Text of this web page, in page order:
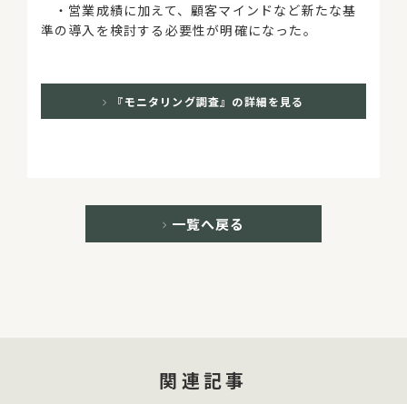
・営業成績に加えて、顧客マインドなど新たな基
準の導入を検討する必要性が明確になった。
『モニタリング調査』の詳細を見る
一覧へ戻る
関連記事